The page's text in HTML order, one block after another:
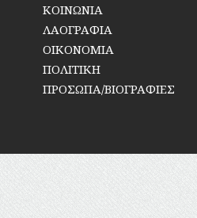
ΚΟΙΝΩΝΙΑ
ΛΑΟΓΡΑΦΙΑ
ΟΙΚΟΝΟΜΙΑ
ΠΟΛΙΤΙΚΗ
ΠΡΟΣΩΠΑ/ΒΙΟΓΡΑΦΙΕΣ